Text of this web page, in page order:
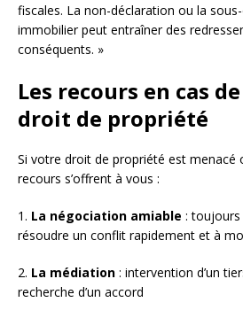
fiscales. La non-déclaration ou la
immobilier peut entraîner des
conséquents. »
Les recours en cas
droit de propriété
Si votre droit de propriété est menacé
recours s’offrent à vous :
1. La négociation amiable : toujours
résoudre un conflit rapidement et à
2. La médiation : intervention d’un
recherche d’un accord